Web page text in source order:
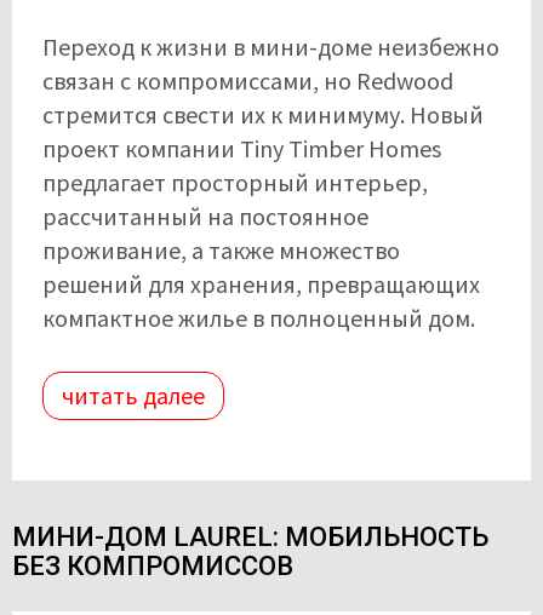
Переход к жизни в мини-доме неизбежно
связан с компромиссами, но Redwood
стремится свести их к минимуму. Новый
проект компании Tiny Timber Homes
предлагает просторный интерьер,
рассчитанный на постоянное
проживание, а также множество
решений для хранения, превращающих
компактное жилье в полноценный дом.
читать далее
МИНИ-ДОМ LAUREL: МОБИЛЬНОСТЬ
БЕЗ КОМПРОМИССОВ